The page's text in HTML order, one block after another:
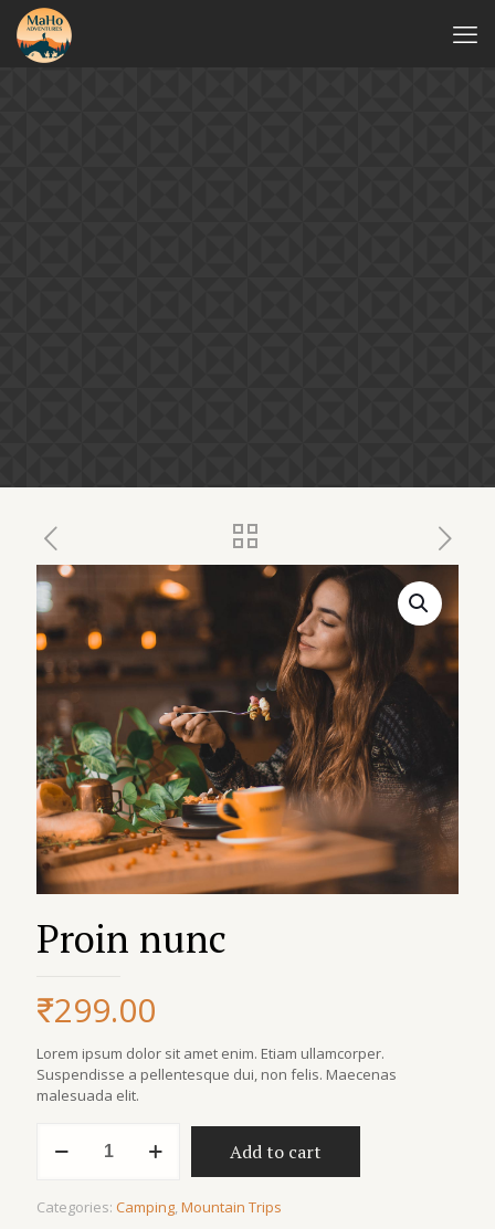
Proin nunc
₹299.00
Lorem ipsum dolor sit amet enim. Etiam ullamcorper.
Suspendisse a pellentesque dui, non felis. Maecenas
malesuada elit.
Add to cart
Categories: Camping, Mountain Trips